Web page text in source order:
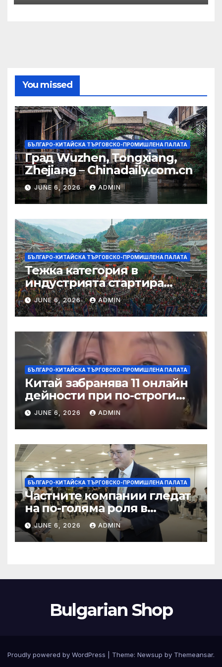
You missed
БЪЛГАРО-КИТАЙСКА ТЪРГОВСКО-ПРОМИШЛЕНА ПАЛАТА
Град Wuzhen, Tongxiang,
Zhejiang – Chinadaily.com.cn
JUNE 6, 2026 ADMIN
БЪЛГАРО-КИТАЙСКА ТЪРГОВСКО-ПРОМИШЛЕНА ПАЛАТА
Тежка категория в
индустрията стартира
алианс за космическа
слънчева енергия
JUNE 6, 2026 ADMIN
БЪЛГАРО-КИТАЙСКА ТЪРГОВСКО-ПРОМИШЛЕНА ПАЛАТА
Китай забранява 11 онлайн
дейности при по-строги
правила за ограничаване на
слуховете и
кибернасилниците
JUNE 6, 2026 ADMIN
БЪЛГАРО-КИТАЙСКА ТЪРГОВСКО-ПРОМИШЛЕНА ПАЛАТА
Частните компании гледат
на по-голяма роля в
стратегическата
енергетика
JUNE 6, 2026 ADMIN
Bulgarian Shop
Proudly powered by WordPress Theme: Newsup by Themeansar.